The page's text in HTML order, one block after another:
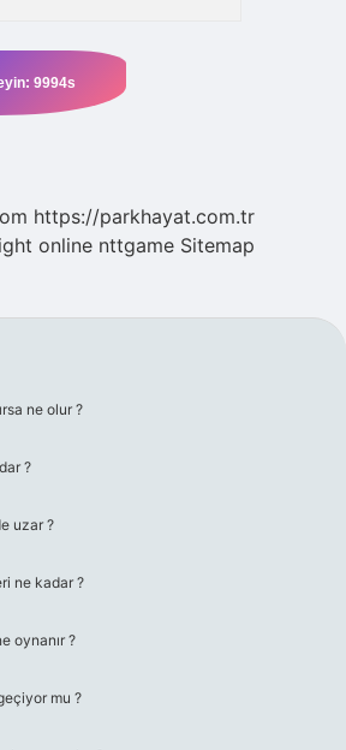
https://parkhayat.com.tr
online nttgame Sitemap
ne olur ?
?
uzar ?
ne kadar ?
oynanır ?
mu ?